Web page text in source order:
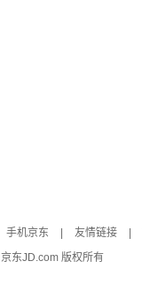
手机京东 友情链接
京东JD.com 版权所有